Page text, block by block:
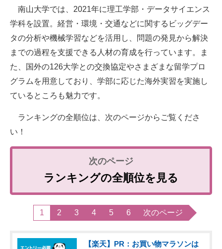
南山大学では、2021年に理工学部・データサイエンス
学科を設置。経営・環境・交通などに関するビッグデー
タの分析や機械学習などを活用し、問題の発見から解決
までの過程を支援できる人材の育成を行っています。ま
た、国外の126大学との交換協定やさまざまな留学プロ
グラムを用意しており、学部に応じた海外実習を実施し
ているところも魅力です。
ランキングの全順位は、次のページからご覧くださ
い！
ランキングの全順位を見る
1 2 3 4 5 6 次のページ
【楽天】PR：お買い物マラソンは